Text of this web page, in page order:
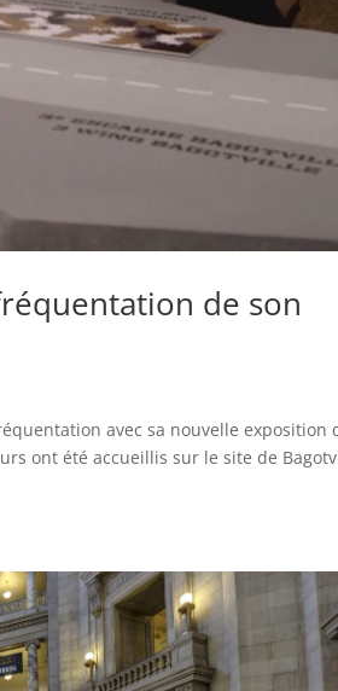
de son
avec sa nouvelle exposition
ont été accueillis sur le site de